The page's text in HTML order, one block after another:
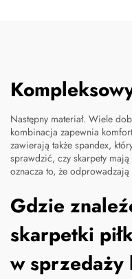
Następny materiał. Wiele
kombinacja zapewnia
zawierają także spandex,
sprawdzić, czy skarpety
oznacza to, że
Gdzie
skarpetki
w sprzedaży